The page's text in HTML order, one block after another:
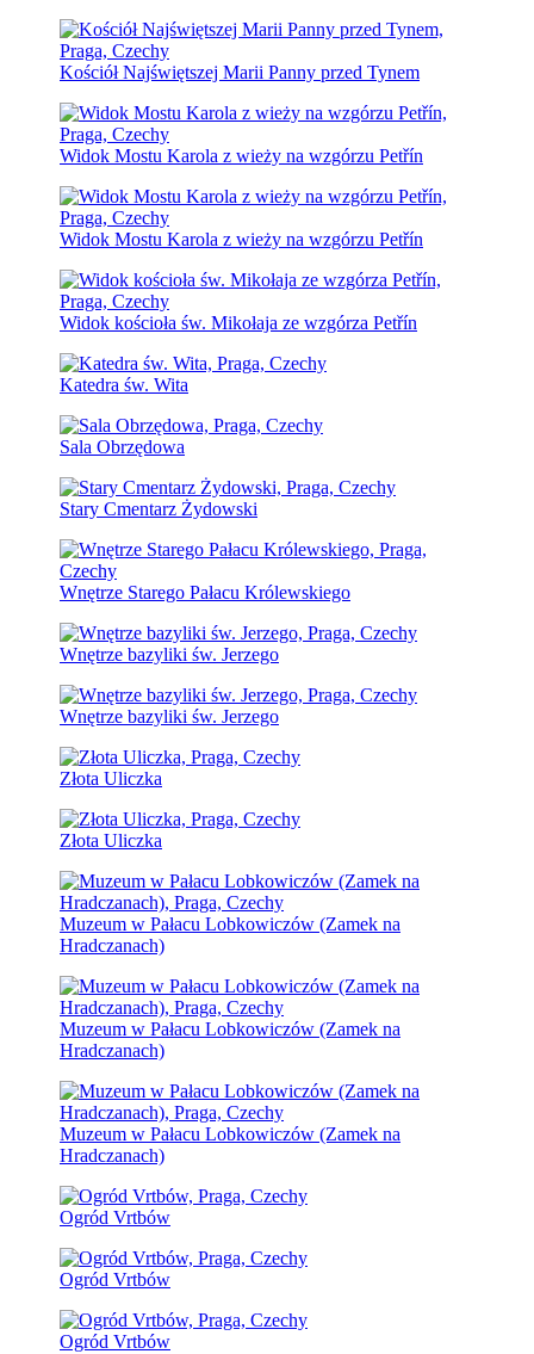
Kościół Najświętszej Marii Panny przed Tynem
Widok Mostu Karola z wieży na wzgórzu Petřín
Widok Mostu Karola z wieży na wzgórzu Petřín
Widok kościoła św. Mikołaja ze wzgórza Petřín
Katedra św. Wita
Sala Obrzędowa
Stary Cmentarz Żydowski
Wnętrze Starego Pałacu Królewskiego
Wnętrze bazyliki św. Jerzego
Wnętrze bazyliki św. Jerzego
Złota Uliczka
Złota Uliczka
Muzeum w Pałacu Lobkowiczów (Zamek na
Hradczanach)
Muzeum w Pałacu Lobkowiczów (Zamek na
Hradczanach)
Muzeum w Pałacu Lobkowiczów (Zamek na
Hradczanach)
Ogród Vrtbów
Ogród Vrtbów
Ogród Vrtbów